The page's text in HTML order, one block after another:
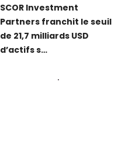
SCOR Investment
Partners franchit le seuil
de 21,7 milliards USD
d’actifs s…